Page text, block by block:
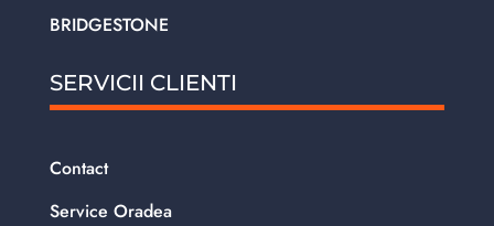
BRIDGESTONE
SERVICII CLIENTI
Contact
Service Oradea